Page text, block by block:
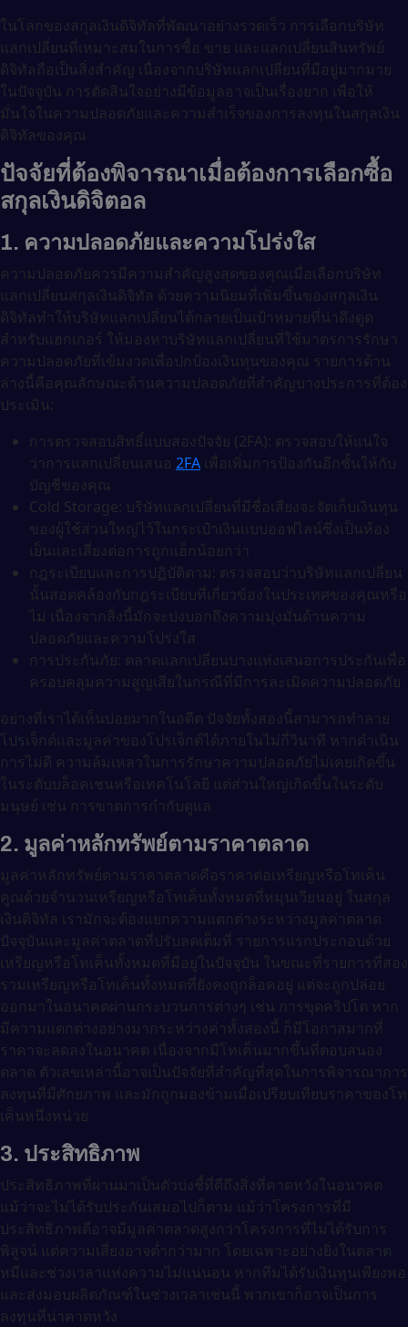
ในโลกของสกุลเงินดิจิทัลที่พัฒนาอย่างรวดเร็ว การเลือกบริษัท
แลกเปลี่ยนที่เหมาะสมในการซื้อ ขาย และแลกเปลี่ยนสินทรัพย์
ดิจิทัลถือเป็นสิ่งสำคัญ เนื่องจากบริษัทแลกเปลี่ยนที่มีอยู่มากมาย
ในปัจจุบัน การตัดสินใจอย่างมีข้อมูลอาจเป็นเรื่องยาก เพื่อให้
มั่นใจในความปลอดภัยและความสำเร็จของการลงทุนในสกุลเงิน
ดิจิทัลของคุณ
ปัจจัยที่ต้องพิจารณาเมื่อต้องการเลือกซื้อ
สกุลเงินดิจิตอล
1. ความปลอดภัยและความโปร่งใส
ความปลอดภัยควรมีความสำคัญสูงสุดของคุณเมื่อเลือกบริษัท
แลกเปลี่ยนสกุลเงินดิจิทัล ด้วยความนิยมที่เพิ่มขึ้นของสกุลเงิน
ดิจิทัลทำให้บริษัทแลกเปลี่ยนได้กลายเป็นเป้าหมายที่น่าดึงดูด
สำหรับแฮกเกอร์ ให้มองหาบริษัทแลกเปลี่ยนที่ใช้มาตรการรักษา
ความปลอดภัยที่เข้มงวดเพื่อปกป้องเงินทุนของคุณ รายการด้าน
ล่างนี้คือคุณลักษณะด้านความปลอดภัยที่สำคัญบางประการที่ต้อง
ประเมิน:
การตรวจสอบสิทธิ์แบบสองปัจจัย (2FA): ตรวจสอบให้แน่ใจ
ว่าการแลกเปลี่ยนเสนอ 2FA เพื่อเพิ่มการป้องกันอีกชั้นให้กับ
บัญชีของคุณ
Cold Storage: บริษัทแลกเปลี่ยนที่มีชื่อเสียงจะจัดเก็บเงินทุน
ของผู้ใช้ส่วนใหญ่ไว้ในกระเป๋าเงินแบบออฟไลน์ซึ่งเป็นห้อง
เย็นและเสี่ยงต่อการถูกแฮ็กน้อยกว่า
กฎระเบียบและการปฏิบัติตาม: ตรวจสอบว่าบริษัทแลกเปลี่ยน
นั้นสอดคล้องกับกฎระเบียบที่เกี่ยวข้องในประเทศของคุณหรือ
ไม่ เนื่องจากสิ่งนี้มักจะบ่งบอกถึงความมุ่งมั่นด้านความ
ปลอดภัยและความโปร่งใส
การประกันภัย: ตลาดแลกเปลี่ยนบางแห่งเสนอการประกันเพื่อ
ครอบคลุมความสูญเสียในกรณีที่มีการละเมิดความปลอดภัย
อย่างที่เราได้เห็นบ่อยมากในอดีต ปัจจัยทั้งสองนี้สามารถทำลาย
โปรเจ็กต์และมูลค่าของโปรเจ็กต์ได้ภายในไม่กี่วินาที หากดำเนิน
การไม่ดี ความล้มเหลวในการรักษาความปลอดภัยไม่เคยเกิดขึ้น
ในระดับบล็อคเชนหรือเทคโนโลยี แต่ส่วนใหญ่เกิดขึ้นในระดับ
มนุษย์ เช่น การขาดการกำกับดูแล
2. มูลค่าหลักทรัพย์ตามราคาตลาด
มูลค่าหลักทรัพย์ตามราคาตลาดคือราคาต่อเหรียญหรือโทเค็น
คูณด้วยจำนวนเหรียญหรือโทเค็นทั้งหมดที่หมุนเวียนอยู่ ในสกุล
เงินดิจิทัล เรามักจะต้องแยกความแตกต่างระหว่างมูลค่าตลาด
ปัจจุบันและมูลค่าตลาดที่ปรับลดเต็มที่ รายการแรกประกอบด้วย
เหรียญหรือโทเค็นทั้งหมดที่มีอยู่ในปัจจุบัน ในขณะที่รายการที่สอง
รวมเหรียญหรือโทเค็นทั้งหมดที่ยังคงถูกล็อคอยู่ แต่จะถูกปล่อย
ออกมาในอนาคตผ่านกระบวนการต่างๆ เช่น การขุดคริปโต หาก
มีความแตกต่างอย่างมากระหว่างค่าทั้งสองนี้ ก็มีโอกาสมากที่
ราคาจะลดลงในอนาคต เนื่องจากมีโทเค็นมากขึ้นที่ตอบสนอง
ตลาด ตัวเลขเหล่านี้อาจเป็นปัจจัยที่สำคัญที่สุดในการพิจารณาการ
ลงทุนที่มีศักยภาพ และมักถูกมองข้ามเมื่อเปรียบเทียบราคาของโท
เค็นหนึ่งหน่วย
3. ประสิทธิภาพ
ประสิทธิภาพที่ผ่านมาเป็นตัวบ่งชี้ที่ดีถึงสิ่งที่คาดหวังในอนาคต
แม้ว่าจะไม่ได้รับประกันเสมอไปก็ตาม แม้ว่าโครงการที่มี
ประสิทธิภาพดีอาจมีมูลค่าตลาดสูงกว่าโครงการที่ไม่ได้รับการ
พิสูจน์ แต่ความเสี่ยงอาจต่ำกว่ามาก โดยเฉพาะอย่างยิ่งในตลาด
หมีและช่วงเวลาแห่งความไม่แน่นอน หากทีมได้รับเงินทุนเพียงพอ
และส่งมอบผลิตภัณฑ์ในช่วงเวลาเช่นนี้ พวกเขาก็อาจเป็นการ
ลงทุนที่น่าคาดหวัง